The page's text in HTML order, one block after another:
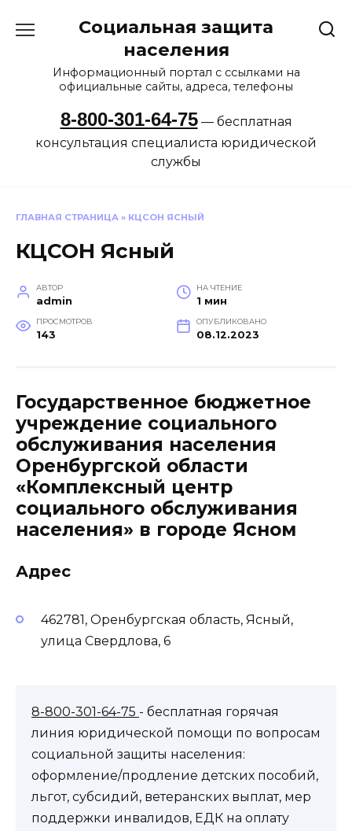
Социальная защита
населения
Информационный портал с ссылками на
официальные сайты, адреса, телефоны
8-800-301-64-75— бесплатная
консультация специалиста юридической
службы
ГЛАВНАЯ СТРАНИЦА » КЦСОН ЯСНЫЙ
КЦСОН Ясный
АВТОР
admin
НА ЧТЕНИЕ
1 мин
ПРОСМОТРОВ
143
ОПУБЛИКОВАНО
08.12.2023
Государственное бюджетное
учреждение социального
обслуживания населения
Оренбургской области
«Комплексный центр
социального обслуживания
населения» в городе Ясном
Адрес
462781, Оренбургская область, Ясный,
улица Свердлова, 6
8-800-301-64-75 - бесплатная горячая
линия юридической помощи по вопросам
социальной защиты населения:
оформление/продление детских пособий,
льгот, субсидий, ветеранских выплат, мер
поддержки инвалидов, ЕДК на оплату